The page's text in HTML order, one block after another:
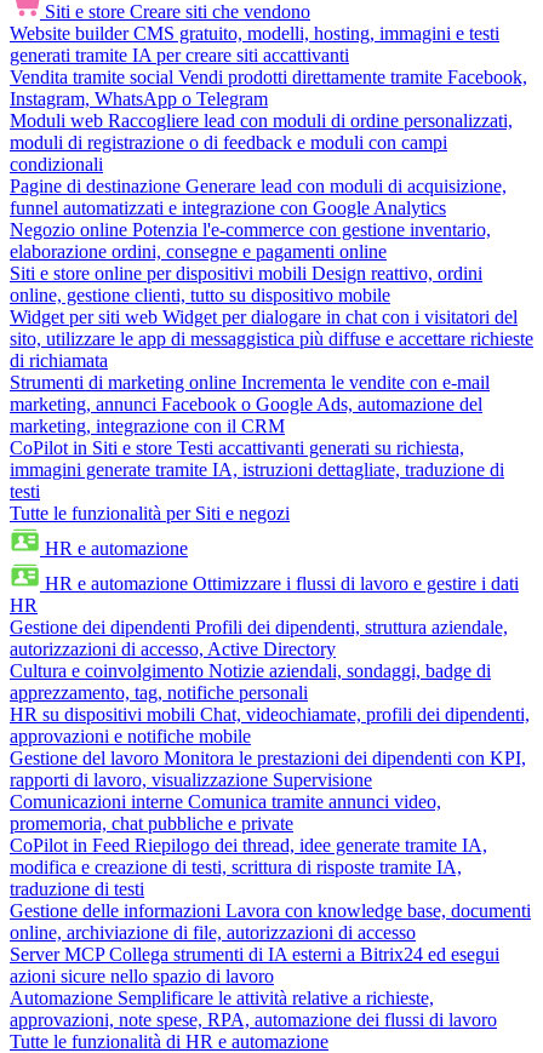
Siti e store Creare siti che vendono
Website builder CMS gratuito, modelli, hosting, immagini e testi
generati tramite IA per creare siti accattivanti
Vendita tramite social Vendi prodotti direttamente tramite Facebook,
Instagram, WhatsApp o Telegram
Moduli web Raccogliere lead con moduli di ordine personalizzati,
moduli di registrazione o di feedback e moduli con campi
condizionali
Pagine di destinazione Generare lead con moduli di acquisizione,
funnel automatizzati e integrazione con Google Analytics
Negozio online Potenzia l'e-commerce con gestione inventario,
elaborazione ordini, consegne e pagamenti online
Siti e store online per dispositivi mobili Design reattivo, ordini
online, gestione clienti, tutto su dispositivo mobile
Widget per siti web Widget per dialogare in chat con i visitatori del
sito, utilizzare le app di messaggistica più diffuse e accettare richieste
di richiamata
Strumenti di marketing online Incrementa le vendite con e-mail
marketing, annunci Facebook o Google Ads, automazione del
marketing, integrazione con il CRM
CoPilot in Siti e store Testi accattivanti generati su richiesta,
immagini generate tramite IA, istruzioni dettagliate, traduzione di
testi
Tutte le funzionalità per Siti e negozi
HR e automazione
HR e automazione Ottimizzare i flussi di lavoro e gestire i dati
HR
Gestione dei dipendenti Profili dei dipendenti, struttura aziendale,
autorizzazioni di accesso, Active Directory
Cultura e coinvolgimento Notizie aziendali, sondaggi, badge di
apprezzamento, tag, notifiche personali
HR su dispositivi mobili Chat, videochiamate, profili dei dipendenti,
approvazioni e notifiche mobile
Gestione del lavoro Monitora le prestazioni dei dipendenti con KPI,
rapporti di lavoro, visualizzazione Supervisione
Comunicazioni interne Comunica tramite annunci video,
promemoria, chat pubbliche e private
CoPilot in Feed Riepilogo dei thread, idee generate tramite IA,
modifica e creazione di testi, scrittura di risposte tramite IA,
traduzione di testi
Gestione delle informazioni Lavora con knowledge base, documenti
online, archiviazione di file, autorizzazioni di accesso
Server MCP Collega strumenti di IA esterni a Bitrix24 ed esegui
azioni sicure nello spazio di lavoro
Automazione Semplificare le attività relative a richieste,
approvazioni, note spese, RPA, automazione dei flussi di lavoro
Tutte le funzionalità di HR e automazione